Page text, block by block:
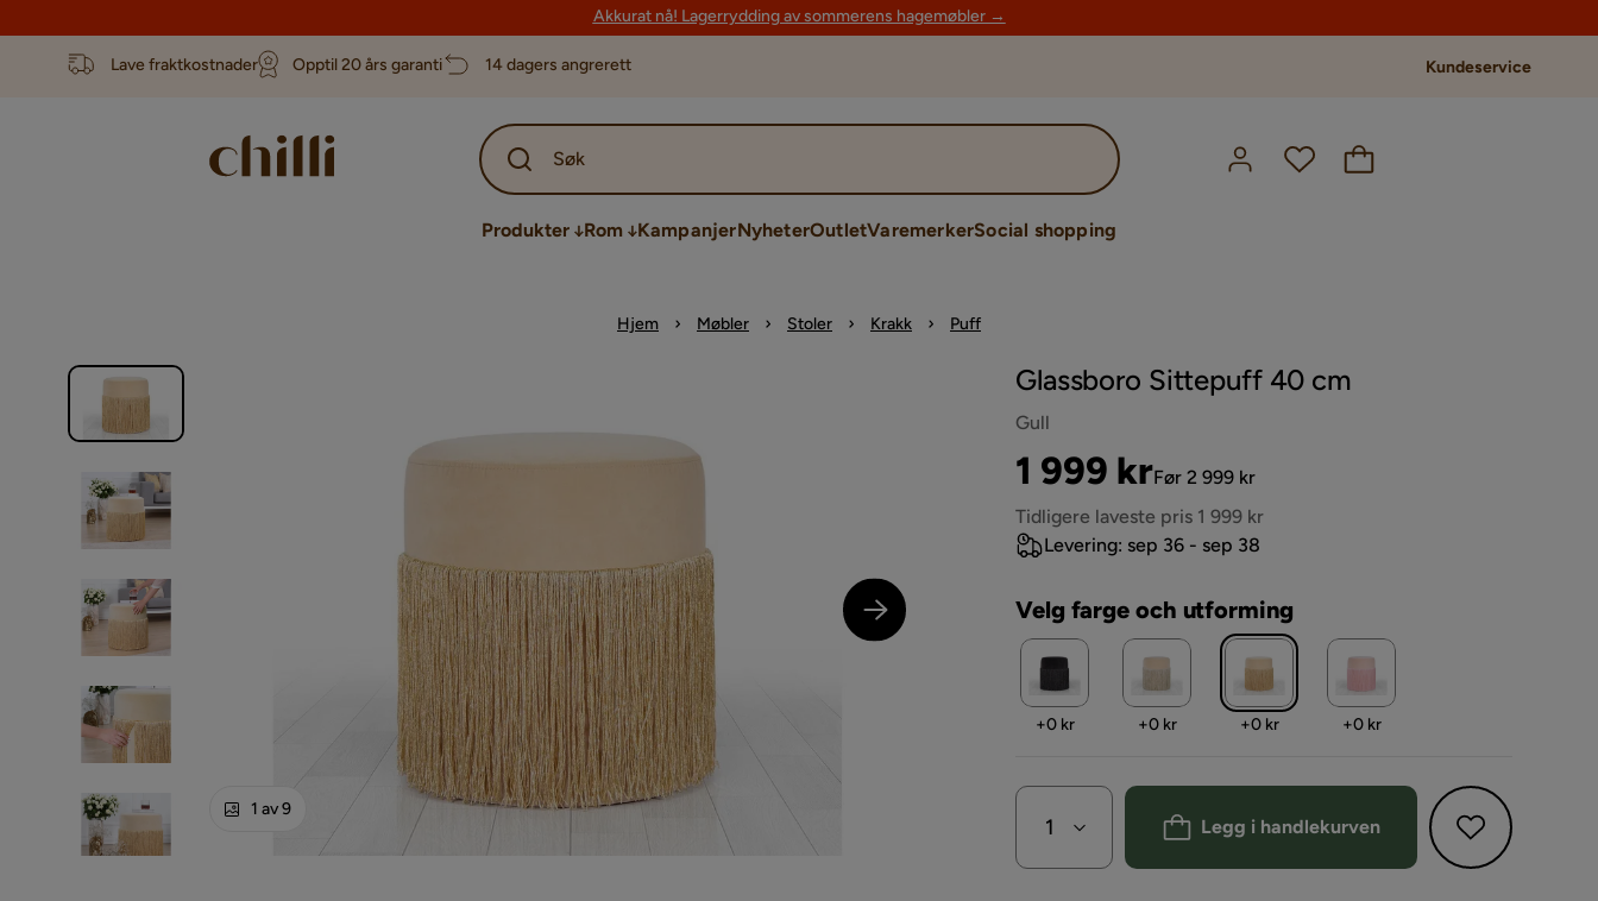
Akkurat nå! Lagerrydding av sommerens hagemøbler →
Lave fraktkostnader Opptil 20 års garanti 14 dagers angrerett Kundeservice
Søk
Produkter Rom KampanjerNyheterOutletVaremerkerSocial shopping
Hjem Møbler Stoler Krakk Puff
1 av 9
Glassboro Sittepuff 40 cm
Gull
Pris
1 999 kr
Original
Pris
Før 2 999 kr
Tidligere laveste pris 1 999 kr
Levering: sep 36 - sep 38
Velg farge och utforming
Pris
+0 kr Pris
+0 kr Pris
+0 kr Pris
+0 kr
Legg i handlekurven